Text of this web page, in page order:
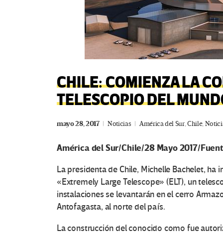
CHILE: COMIENZA LA
TELESCOPIO DEL
mayo 28, 2017 Noticias América del Sur,Chile,
América del Sur/Chile/28 Mayo 2017/
La presidenta de Chile, Michelle Bachelet,
«Extremely Large Telescope» (ELT), un
instalaciones se levantarán en el cerro
Antofagasta, al norte del país.
La construcción del conocido como fue